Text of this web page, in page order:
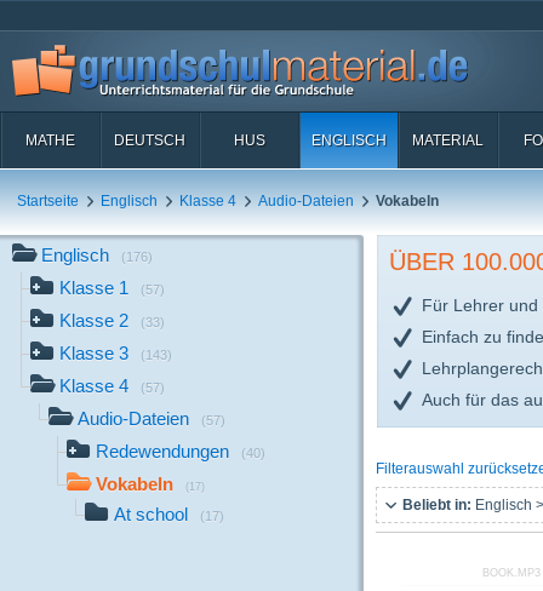
MATHE DEUTSCH HUS ENGLISCH MATERIAL
Startseite Englisch Klasse 4 Audio-Dateien Vokabeln
Englisch (176)
Klasse 1 (57)
Klasse 2 (33)
Klasse 3 (143)
Klasse 4 (57)
Audio-Dateien (57)
Redewendungen (40)
Vokabeln (17)
At school (17)
ÜBER
Für Lehrer und
Einfach zu
Auch für das
Filterauswahl
Beliebt in: Englisch
BOOK.MP3